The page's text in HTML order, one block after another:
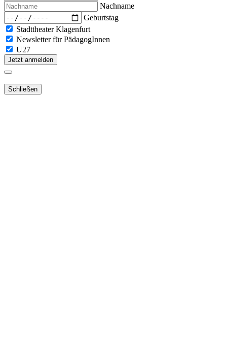
Nachname
Geburtstag
Stadttheater Klagenfurt
Newsletter für PädagogInnen
U27
Jetzt anmelden
Schließen